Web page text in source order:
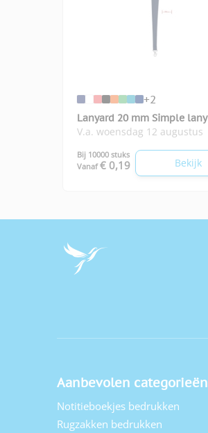
+2
Lanyard 20 mm Simple lany
V.a. woensdag 12 augustus
Bij 10000 stuks
Vanaf € 0,19 Bekijk
Aanbevolen categorieën
Notitieboekjes bedrukken
Rugzakken bedrukken